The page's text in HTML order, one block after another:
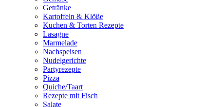
Getränke
Kartoffeln & Klöße
Kuchen & Torten Rezepte
Lasagne
Marmelade
Nachspeisen
Nudelgerichte
Partyrezepte
Pizza
Quiche/Taart
Rezepte mit Fisch
Salate